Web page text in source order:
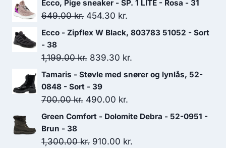
649.00 kr..454.30 kr..
Ecco, Pige sneaker - SP. 1 LITE - Rosa - 31
649.00kr. Den
oprindelige
var:
649.00 kr..
454.30 kr.
aktuelle
er:
454.30 kr..
Ecco - Zipflex W Black, 803783 51052 - Sort
- 38
1,199.00kr. Den
oprindelige
pris
var:
1,199.00 kr..
839.30 kr.
aktuelle
839.30 kr..
Tamaris - Støvle med snører og lynlås, 52-
0848 - Sort - 39
700.00kr. Den
oprindelige
var:
490.00 kr.
aktuelle
er:
Green Comfort - Dolomite Debra - 52-0951 -
Brun - 38
1,300.00kr. Den
910.00 kr.